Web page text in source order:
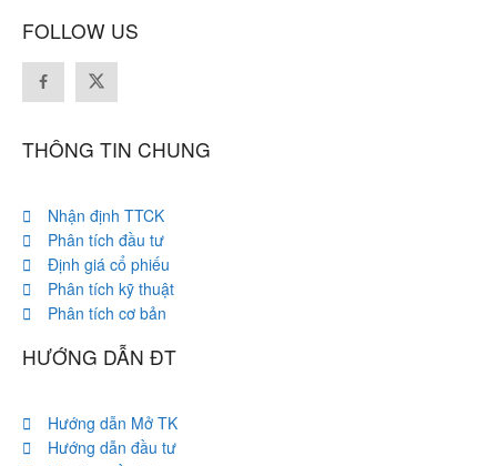
FOLLOW US
THÔNG TIN CHUNG
Nhận định TTCK
Phân tích đầu tư
Định giá cổ phiếu
Phân tích kỹ thuật
Phân tích cơ bản
HƯỚNG DẪN ĐT
Hướng dẫn Mở TK
Hướng dẫn đầu tư